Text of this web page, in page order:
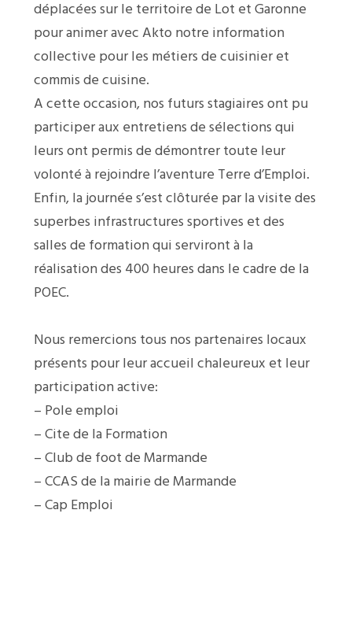
déplacées sur le territoire de Lot et Garonne
pour animer avec Akto notre information
collective pour les métiers de cuisinier et
commis de cuisine.
A cette occasion, nos futurs stagiaires ont pu
participer aux entretiens de sélections qui
leurs ont permis de démontrer toute leur
volonté à rejoindre l’aventure Terre d’Emploi.
Enfin, la journée s’est clôturée par la visite des
superbes infrastructures sportives et des
salles de formation qui serviront à la
réalisation des 400 heures dans le cadre de la
POEC.
Nous remercions tous nos partenaires locaux
présents pour leur accueil chaleureux et leur
participation active:
– Pole emploi
– Cite de la Formation
– Club de foot de Marmande
– CCAS de la mairie de Marmande
– Cap Emploi